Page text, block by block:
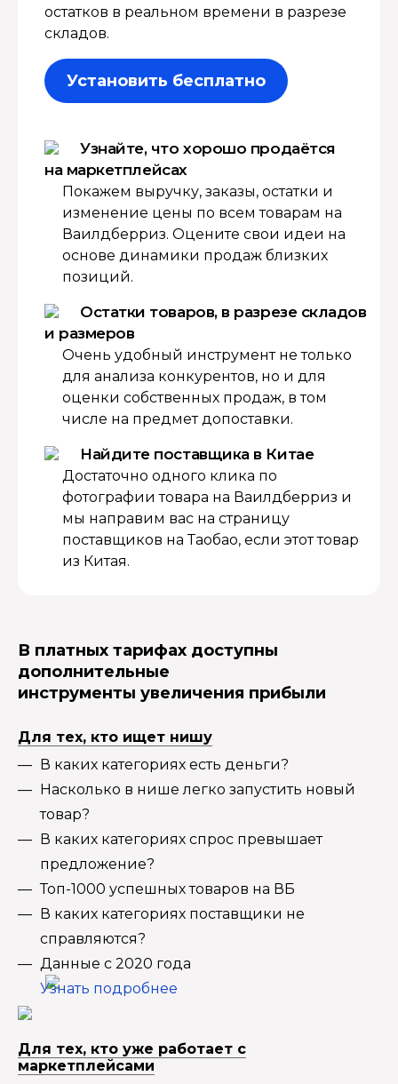
остатков в реальном времени в разрезе
складов.
Установить бесплатно
Узнайте, что хорошо продаётся
на маркетплейсах
Покажем выручку, заказы, остатки и
изменение цены по всем товарам на
Ваилдберриз. Оцените свои идеи на
основе динамики продаж близких
позиций.
Остатки товаров, в разрезе складов
и размеров
Очень удобный инструмент не только
для анализа конкурентов, но и для
оценки собственных продаж, в том
числе на предмет допоставки.
Найдите поставщика в Китае
Достаточно одного клика по
фотографии товара на Ваилдберриз и
мы направим вас на страницу
поставщиков на Таобао, если этот товар
из Китая.
В платных тарифах доступны
дополнительные
инструменты увеличения прибыли
Для тех, кто ищет нишу
В каких категориях есть деньги?
Насколько в нише легко запустить новый
товар?
В каких категориях спрос превышает
предложение?
Топ-1000 успешных товаров на ВБ
В каких категориях поставщики не
справляются?
Данные с 2020 года
Узнать подробнее
Для тех, кто уже работает с
маркетплейсами